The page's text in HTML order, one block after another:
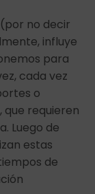
no decir
influye
para
cada vez
o
requieren
Luego de
estas
de